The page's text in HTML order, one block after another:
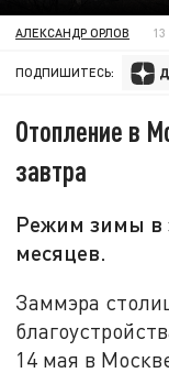
АЛЕКСАНДР ОРЛОВ
ПОДПИШИТЕСЬ:
Отопление в
завтра
Режим зимы в
месяцев.
Заммэра
14 мая в